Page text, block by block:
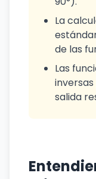
La
de las
Las
salida